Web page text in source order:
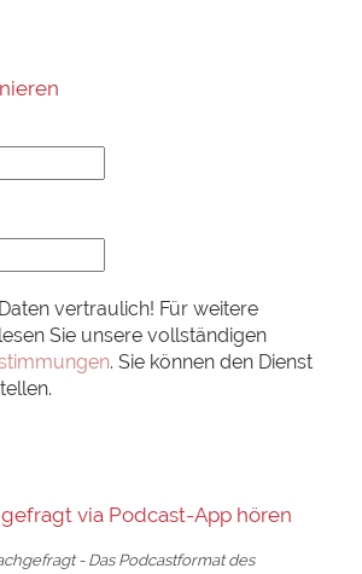
vertraulich! Für weitere
Sie unsere vollständigen
. Sie können den Dienst
via Podcast-App hören
- Das Podcastformat des